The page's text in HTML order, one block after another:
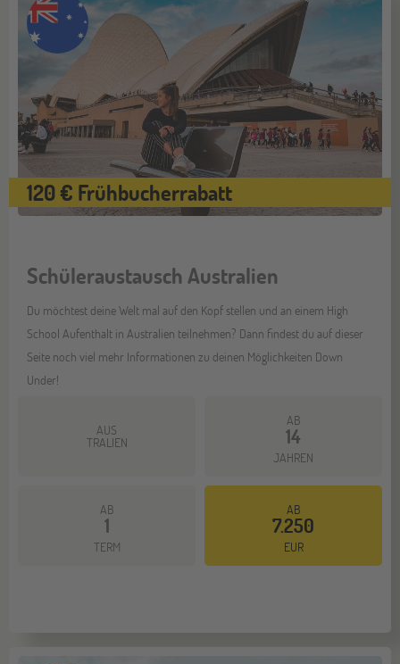
120 € Frühbucherrabatt
Schüleraustausch Australien
Du möchtest deine Welt mal auf den Kopf stellen und an einem High
School Aufenthalt in Australien teilnehmen? Dann findest du auf dieser
Seite noch viel mehr Informationen zu deinen Möglichkeiten Down
Under!
AUS
TRALIEN
AB
14
JAHREN
AB
1
TERM
AB
7.250
EUR